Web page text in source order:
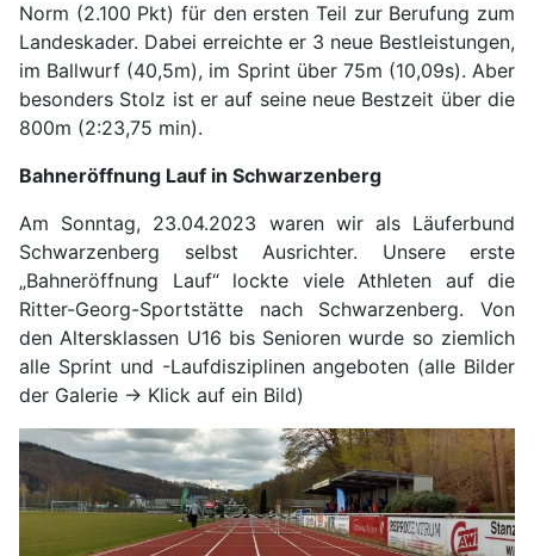
Norm (2.100 Pkt) für den ersten Teil zur Berufung zum
Landeskader. Dabei erreichte er 3 neue Bestleistungen,
im Ballwurf (40,5m), im Sprint über 75m (10,09s). Aber
besonders Stolz ist er auf seine neue Bestzeit über die
800m (2:23,75 min).
Bahneröffnung Lauf in Schwarzenberg
Am Sonntag, 23.04.2023 waren wir als Läuferbund
Schwarzenberg selbst Ausrichter. Unsere erste
„Bahneröffnung Lauf“ lockte viele Athleten auf die
Ritter-Georg-Sportstätte nach Schwarzenberg. Von
den Altersklassen U16 bis Senioren wurde so ziemlich
alle Sprint und -Laufdisziplinen angeboten (alle Bilder
der Galerie -> Klick auf ein Bild)